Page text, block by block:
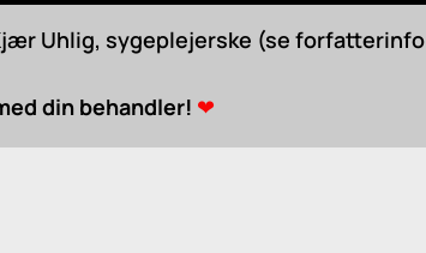
Uhlig, sygeplejerske (se forfatterinfo
din behandler! ❤